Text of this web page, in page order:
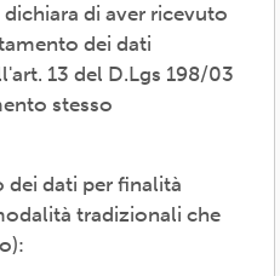
promozionali.
con modalità
in modo lecito,
i dati a soggetti
autorità; fornitori di
-es. consulenza
di aver ricevuto
dei dati
13 del D.Lgs 198/03
stesso
dati per finalità
tradizionali che